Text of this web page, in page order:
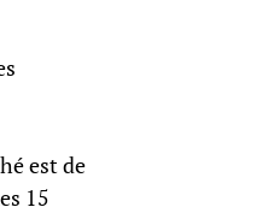
est de
15